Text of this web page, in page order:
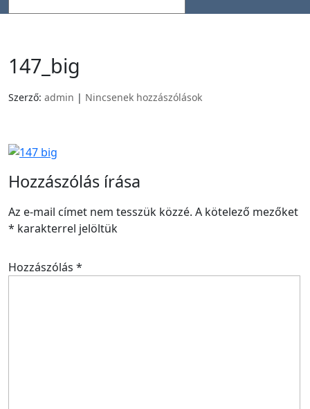
147_big
Szerző: admin | Nincsenek hozzászólások
Hozzászólás írása
Az e-mail címet nem tesszük közzé. A kötelező mezőket
* karakterrel jelöltük
Hozzászólás *